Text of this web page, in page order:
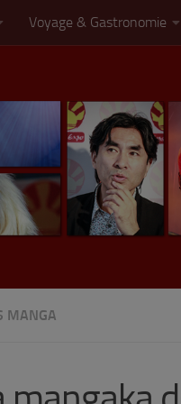
Voyage & Gastronomie
MANGA